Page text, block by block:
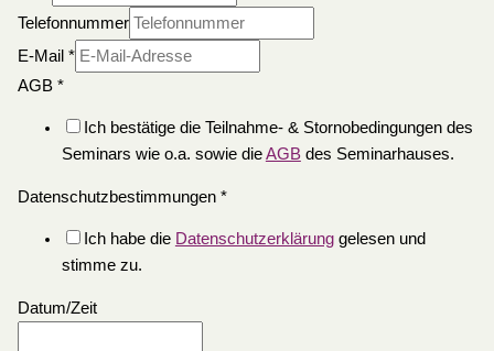
Telefonnummer
E-Mail *
AGB *
Ich bestätige die Teilnahme- & Stornobedingungen des
Seminars wie o.a. sowie dieAGBdes Seminarhauses.
Datenschutzbestimmungen *
Ich habe die Datenschutzerklärunggelesen und
stimme zu.
Datum/Zeit